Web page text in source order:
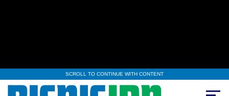
SCROLL TO CONTINUE WITH CONTENT